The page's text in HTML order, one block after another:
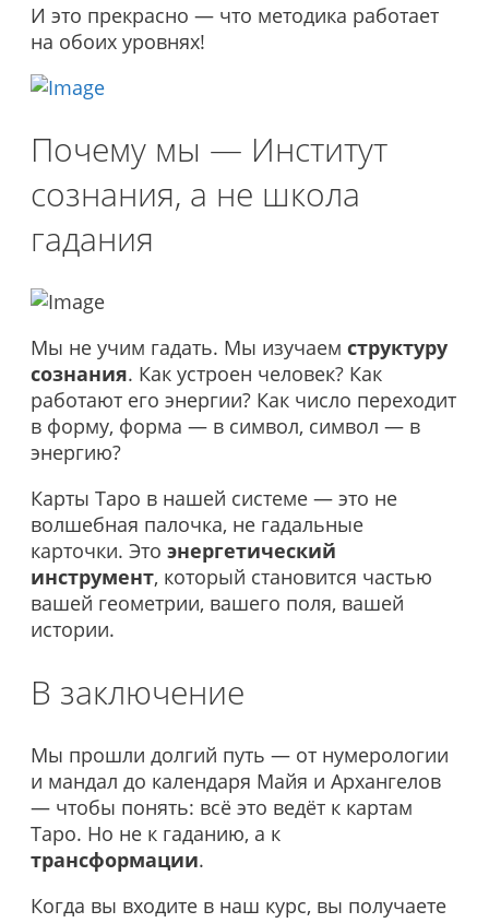
И это прекрасно — что методика работает
на обоих уровнях!
Почему мы — Институт
сознания, а не школа
гадания
Мы не учим гадать. Мы изучаем структуру
сознания. Как устроен человек? Как
работают его энергии? Как число переходит
в форму, форма — в символ, символ — в
энергию?
Карты Таро в нашей системе — это не
волшебная палочка, не гадальные
карточки. Это энергетический
инструмент, который становится частью
вашей геометрии, вашего поля, вашей
истории.
В заключение
Мы прошли долгий путь — от нумерологии
и мандал до календаря Майя и Архангелов
— чтобы понять: всё это ведёт к картам
Таро. Но не к гаданию, а к
трансформации.
Когда вы входите в наш курс, вы получаете